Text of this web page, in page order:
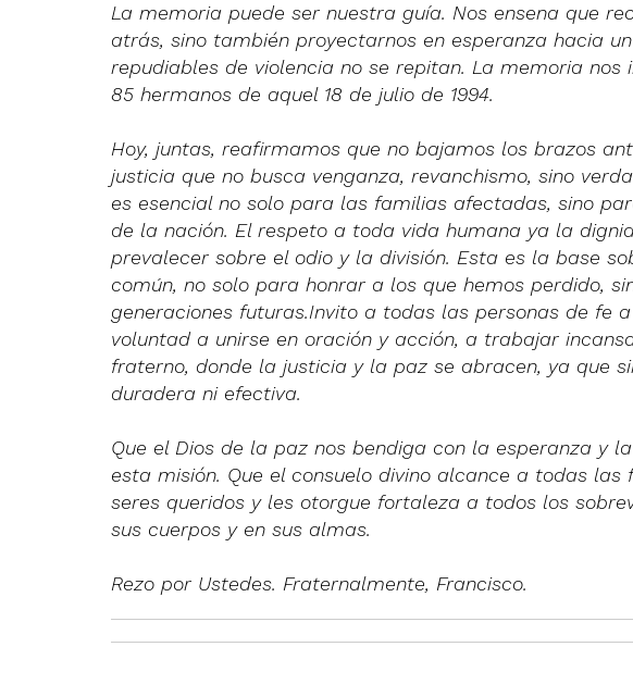
La memoria puede ser nuestra guía. Nos ensena que
atrás, sino también proyectarnos en esperanza hacia
repudiables de violencia no se repitan. La memoria
85 hermanos de aquel 18 de julio de 1994.
Hoy, juntas, reafirmamos que no bajamos los brazos
justicia que no busca venganza, revanchismo, sino
es esencial no solo para las familias afectadas, sino
de la nación. El respeto a toda vida humana ya la
prevalecer sobre el odio y la división. Esta es la base
común, no solo para honrar a los que hemos perdido,
generaciones futuras.Invito a todas las personas de fe
voluntad a unirse en oración y acción, a trabajar
fraterno, donde la justicia y la paz se abracen, ya que
duradera ni efectiva.
Que el Dios de la paz nos bendiga con la esperanza y
esta misión. Que el consuelo divino alcance a todas
seres queridos y les otorgue fortaleza a todos los
sus cuerpos y en sus almas.
Rezo por Ustedes. Fraternalmente, Francisco.